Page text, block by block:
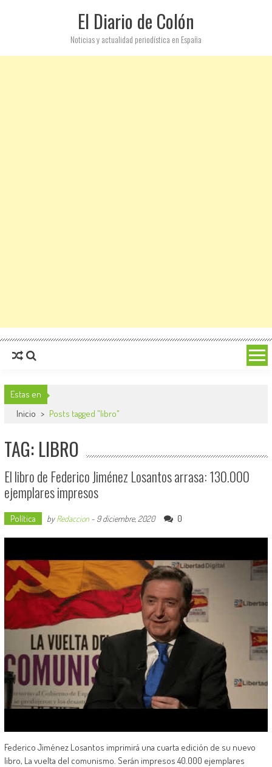
El Diario de Colón
Noticias y actualidad periodística en España
Estas en
Inicio > Posts tagged "libro"
TAG: LIBRO
El libro de Federico Jiménez Losantos arrasa: 130.000
ejemplares impresos
Política byRedaccion- 9 diciembre, 2020 0
Federico Jiménez Losantos imprimirá una cuarta edición de su nuevo
libro, La vuelta del comunismo. Serán impresos 40.000 ejemplares